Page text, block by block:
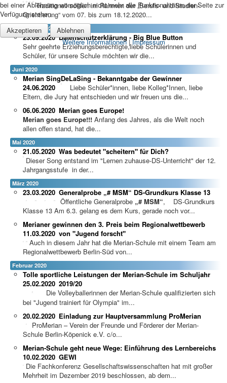
Traditionell sollten im Rahmen der „Berufs- und Studien-
Orientierung“ vom 07. bis zum 18.12.2020...
September 2020
Datenschutzerklärung - Big Blue Button
23.09.2020
Sehr geehrte Erziehungsberechtigte,liebe Schülerinnen und
Schüler, für unsere Schule möchten wir die...
Juni 2020
Merian SingDeLaSing - Bekanntgabe der Gewinner
24.06.2020
Liebe Schüler*innen, liebe Kolleg*Innen, liebe
Eltern, die Jury hat entschieden und wir freuen uns die...
Merian goes Europe!
06.06.2020
Merian goes Europe!!! Anfang des Jahres, als die Welt noch
allen offen stand, hat die...
Mai 2020
Was bedeutet "scheitern" für Dich?
21.05.2020
Dieser Song entstand im "Lernen zuhause-DS-Unterricht" der 12.
Jahrgangsstufe in der...
März 2020
Generalprobe „# MSM“ DS-Grundkurs Klasse 13
23.03.2020
Öffentliche Generalprobe „# MSM“, DS-Grundkurs
Klasse 13 Am 6.3. gelang es dem Kurs, gerade noch vor...
Merianer gewinnen den 3. Preis beim Regionalwettbewerb
von "Jugend forscht"
11.03.2020
Auch in diesem Jahr hat die Merian-Schule mit einem Team am
Regionalwettbewerb Berlin-Süd von...
Februar 2020
Tolle sportliche Leistungen der Merian-Schule im Schuljahr
2019/20
25.02.2020
Die Volleyballerinnen der Merian-Schule qualifizierten sich
bei "Jugend trainiert für Olympia" im...
Einladung zur Hauptversammlung ProMerian
20.02.2020
ProMerian – Verein der Freunde und Förderer der Merian-
Schule Berlin-Köpenick e.V. c/o...
Merian-Schule geht neue Wege: Einführung des Lernbereichs
GEWI
10.02.2020
Die Fachkonferenz Gesellschaftswissenschaften hat mit großer
Mehrheit im Dezember 2019 beschlossen, ab dem...
bei einer Ablehnung womöglich nicht mehr alle Funktionalitäten der Seite zur
Verfügung stehen.
Akzeptieren
Ablehnen
Weitere Informationen|Impressum